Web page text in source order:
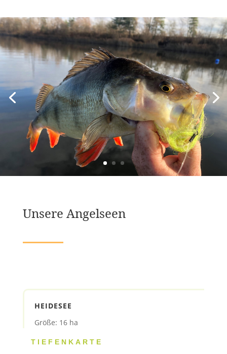
Unsere Angelseen
HEIDESEE
Größe: 16 ha
TIEFENKARTE